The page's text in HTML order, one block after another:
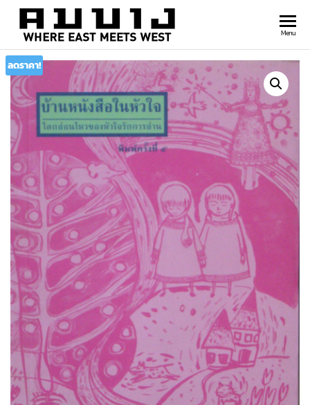
พิมพ์
คมบาง
east
meets
west
Menu
ลดราคา!